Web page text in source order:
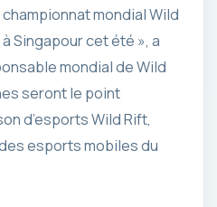
mondial Wild
Singapour cet été », a
mondial de Wild
seront le point
d’esports Wild Rift,
esports mobiles du